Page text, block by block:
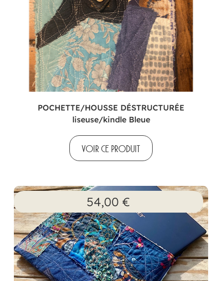
POCHETTE/HOUSSE DÉSTRUCTURÉE
liseuse/kindle Bleue
VOIR CE PRODUIT
54,00 €